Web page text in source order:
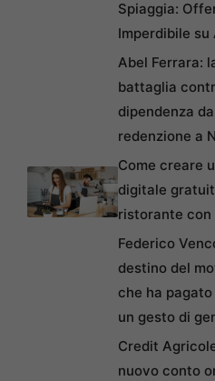
Spiaggia:
Imperdibile su
Abel Ferrara:
battaglia
dipendenza
redenzione a
Come creare
digitale
ristorante con
Federico
destino del
che ha
un gesto di
Credit
nuovo conto